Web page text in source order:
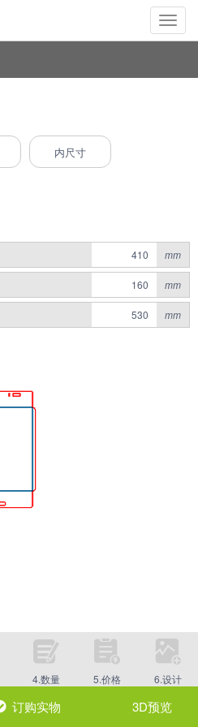
切
换
内尺寸
mm
mm
mm
4.数量 5.价格 6.设计
订购实物 3D预览